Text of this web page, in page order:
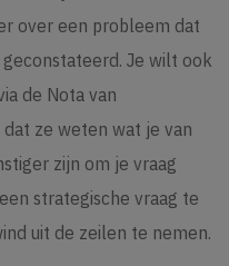
over een probleem dat
Je wilt ook
de Nota van
ze weten wat je van
zijn om je vraag
strategische vraag te
uit de zeilen te nemen.